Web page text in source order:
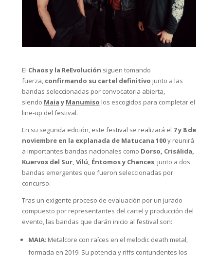
El Chaos y la ReEvolución siguen tomando
fuerza,confirmando su cartel definitivo junto a las
bandas seleccionadas por convocatoria abierta,
siendo Maiay Manumiso los escogidos para completar el
line-up del festival.
En su segunda edición, este festival se realizará el 7 y 8 de
noviembre en la explanada de Matucana 100y reunirá
a importantes bandas nacionales como Dorso, Crisálida,
Kuervos del Sur, Vilú, Éntomos y Chances, junto a dos
bandas emergentes que fueron seleccionadas por
concurso.
Tras un exigente proceso de evaluación por un jurado
compuesto por representantes del cartel y producción del
evento, las bandas que darán inicio al festival son:
MAIA: Metalcore con raíces en el melodic death metal,
formada en 2019. Su potencia y riffs contundentes los